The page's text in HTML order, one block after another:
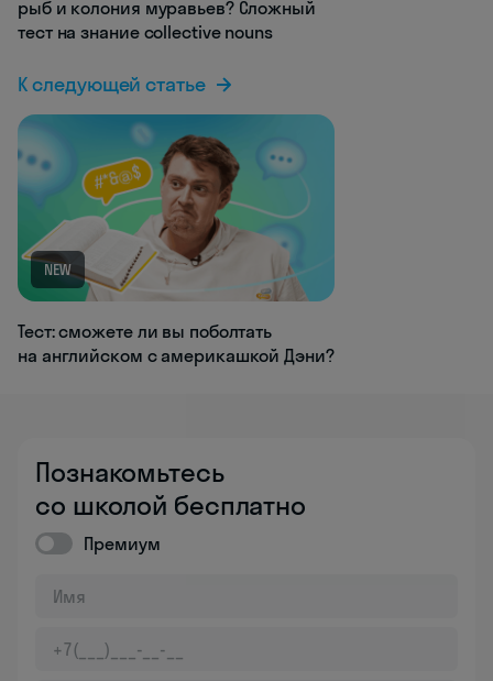
рыб и колония муравьев? Сложный
тест на знание collective nouns
К следующей статье
NEW
Тест: сможете ли вы поболтать
на английском с америкашкой Дэни?
Познакомьтесь
со школой бесплатно
Премиум